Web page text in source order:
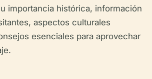
importancia histórica, información
aspectos culturales
esenciales para aprovechar